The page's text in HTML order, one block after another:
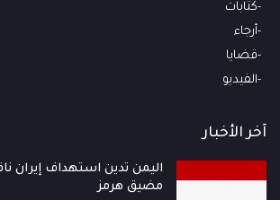
كتابات
أرجاء
قضايا
الفيديو
آخر الأخبار
اليمن تدين استهداف إيران
مضيق هرمز